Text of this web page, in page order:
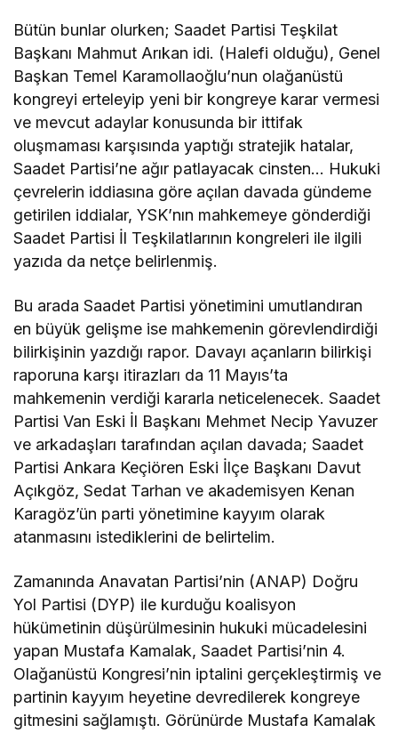
Bütün bunlar olurken; Saadet Partisi Teşkilat
Başkanı Mahmut Arıkan idi. (Halefi olduğu), Genel
Başkan Temel Karamollaoğlu’nun olağanüstü
kongreyi erteleyip yeni bir kongreye karar vermesi
ve mevcut adaylar konusunda bir ittifak
oluşmaması karşısında yaptığı stratejik hatalar,
Saadet Partisi’ne ağır patlayacak cinsten… Hukuki
çevrelerin iddiasına göre açılan davada gündeme
getirilen iddialar, YSK’nın mahkemeye gönderdiği
Saadet Partisi İl Teşkilatlarının kongreleri ile ilgili
yazıda da netçe belirlenmiş.
Bu arada Saadet Partisi yönetimini umutlandıran
en büyük gelişme ise mahkemenin görevlendirdiği
bilirkişinin yazdığı rapor. Davayı açanların bilirkişi
raporuna karşı itirazları da 11 Mayıs’ta
mahkemenin verdiği kararla neticelenecek. Saadet
Partisi Van Eski İl Başkanı Mehmet Necip Yavuzer
ve arkadaşları tarafından açılan davada; Saadet
Partisi Ankara Keçiören Eski İlçe Başkanı Davut
Açıkgöz, Sedat Tarhan ve akademisyen Kenan
Karagöz’ün parti yönetimine kayyım olarak
atanmasını istediklerini de belirtelim.
Zamanında Anavatan Partisi’nin (ANAP) Doğru
Yol Partisi (DYP) ile kurduğu koalisyon
hükümetinin düşürülmesinin hukuki mücadelesini
yapan Mustafa Kamalak, Saadet Partisi’nin 4.
Olağanüstü Kongresi’nin iptalini gerçekleştirmiş ve
partinin kayyım heyetine devredilerek kongreye
gitmesini sağlamıştı. Görünürde Mustafa Kamalak